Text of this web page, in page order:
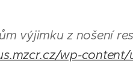
výjimku z nošení
wp-